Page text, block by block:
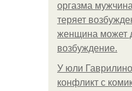
оргазма
теряет
женщина может
возбуждение.
У юли
конфликт с